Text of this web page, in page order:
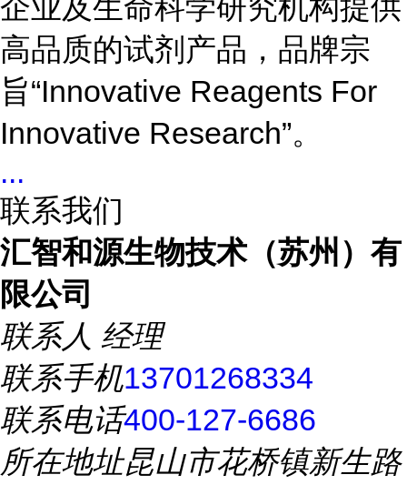
企业及生命科学研究机构提供
高品质的试剂产品，品牌宗
旨“Innovative Reagents For
Innovative Research”。
...
联系我们
汇智和源生物技术（苏州）有
限公司
联系人 经理
联系手机13701268334
联系电话400-127-6686
所在地址昆山市花桥镇新生路